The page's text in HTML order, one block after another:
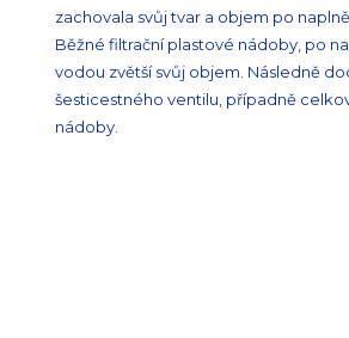
zachovala svůj tvar a objem po
Běžné filtrační plastové nádoby, po
vodou zvětší svůj objem. Následně
šesticestného ventilu, případně
nádoby.